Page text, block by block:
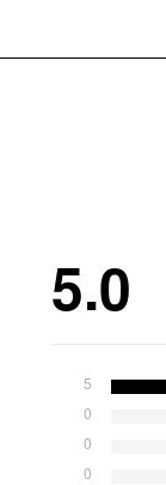
5.0
5
0
0
0